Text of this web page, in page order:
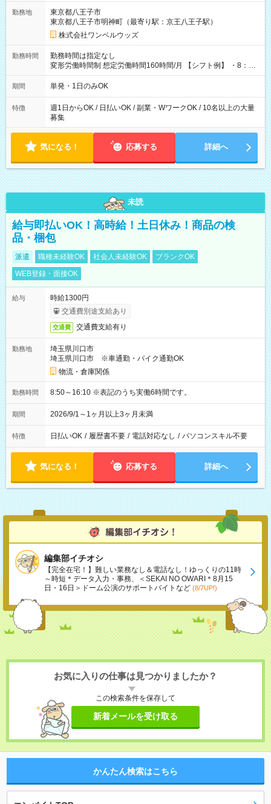
勤務地
東京都八王子市
東京都八王子市明神町（最寄り駅：京王八王子駅）
株式会社ワンベルウッズ
勤務時間
勤務時間は指定なし
変形労働時間制 想定労働時間160時間/月 【シフト例】 ・8：00
～21：00
期間 単発・1日のみOK
特徴
週1日からOK / 日払いOK / 副業・WワークOK / 10名以上の大量
募集
気になる！ 応募する 詳細へ
未読
給与即払いOK！高時給！土日休み！商品の検
品・梱包
派遣 職種未経験OK 社会人未経験OK
ブランクOK
WEB登録・面接OK
給与
時給1300円
交通費別途支給あり
交通費 交通費支給有り
勤務地
埼玉県川口市
埼玉県川口市 ※車通勤・バイク通勤OK
物流・倉庫関係
勤務時間 8:50～16:10 ※表記のうち実働6時間です。
期間 2026/9/1～1ヶ月以上3ヶ月未満
特徴 日払いOK / 履歴書不要 / 電話対応なし / パソコンスキル不要
気になる！ 応募する 詳細へ
編集部イチオシ
【完全在宅！】難しい業務なし＆電話なし！ゆっくりの11時
～時短＊データ入力・事務、＜SEKAI NO OWARI＊8月15
日・16日＞ドーム公演のサポートバイトなど (8/7UP!)
お気に入りの仕事は見つかりましたか？
この検索条件を保存して
新着メールを受け取る
かんたん検索はこちら